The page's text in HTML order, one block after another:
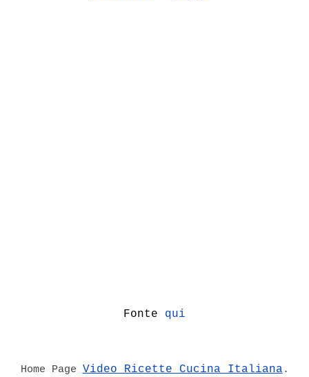
Fonte qui
Home Page Video Ricette Cucina Italiana .